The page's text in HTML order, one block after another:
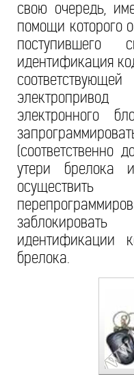
свою очередь,
помощи которого
поступившего
идентификация
электронного
(соответственно
утери брелока
идентификации
брелока.